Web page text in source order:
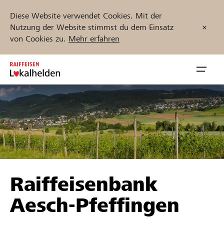
Diese Website verwendet Cookies. Mit der
Nutzung der Website stimmst du dem Einsatz
von Cookies zu. Mehr erfahren
Zum
Inhalt
springen
öffnen
Unterstützen
Hilfe & Support
Projekte und Organisationen finden
Jetzt starten
Raiffeisenbank
Aesch-Pfeffingen